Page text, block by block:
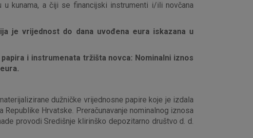
kunama, a čiji se financijski instrumenti i/ili novčana
je vrijednost do dana uvođena eura iskazana u
i instrumenata tržišta novca: Nominalni iznos
dužničke vrijednosne papire koje je izdala
Hrvatske. Preračunavanje nominalnog iznosa
provodi Središnje klirinško depozitarno društvo d. d.
te kolačiće ili pošalje upozorenje o
bi vas mogle identificirati.